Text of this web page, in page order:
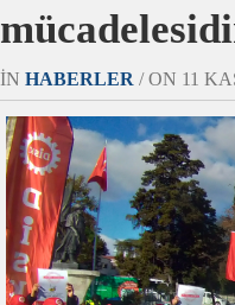
IN HABERLER / ON 11